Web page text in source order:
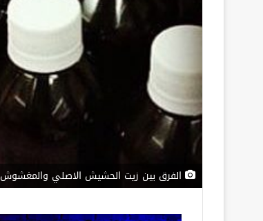
الفرق بين زيت الحشيش الاصلي والمغشوش